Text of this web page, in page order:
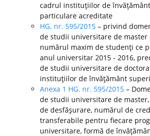
cadrul instituţiilor de
particulare acreditate
HG. nr. 595/2015 – privind
de studii universitare de master
numărul maxim de studenţi ce
anul universitar 2015 - 2016,
de studii universitare de
instituţiilor de învăţământ
Anexa 1 HG. nr. 595/2015 –
de studii universitare de
de desfăşurare, numărul de
transferabile pentru fiecare
universitare, formă de